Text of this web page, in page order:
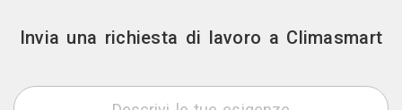
Invia una richiesta di lavoro a Climasmart